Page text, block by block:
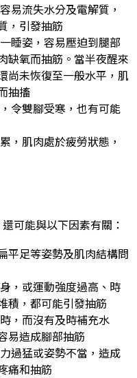
易流失水分及電解質，
，引發抽筋
睡姿，容易壓迫到腿部
缺氧而抽筋。當半夜醒來
尚未恢復至一般水平，肌
抽搐
令雙腳受寒，也有可能
，肌肉處於疲勞狀態，
可能與以下因素有關：
平足等姿勢及肌肉結構問
，或運動強度過高、時
積，都可能引發抽筋
，而沒有及時補充水
易造成腳部抽筋
過猛或姿勢不當，造成
痛和抽筋